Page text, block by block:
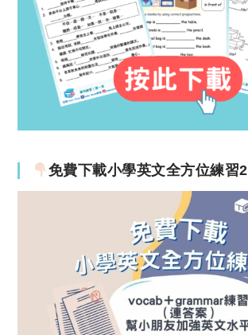
免費下載小學英文全方位練習2